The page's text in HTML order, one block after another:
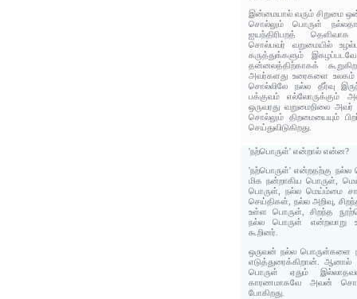
இன்மையால் வரும் சிறுமை
சொல்லும் பொருள்
ஐயந்திரிபறத்
சொல்பவர் வறுமையில்
கருத்துக்களும்
தன்னலத்திற்காகக்
அவர்களது உரைகளை உலகம்
சொல்லிலே நல்ல தீர்வு
பக்குவம் எல்லோருக்கும்
ஒருவரது வறுமைநிலை
சொல்லும் திறமையையும்
செய்துவிடுகிறது.
'நற்பொருள்' என்றால் என்ன?
'நற்பொருள்' என்றதற்கு நல்ல
மிக நன்றாகிய பொருள்,
பொருள், நல்ல மெய்ம்மை
செய்திகள், நல்ல அறிவு,
உள்ள பொருள், சிறந்த
நல்ல பொருள் என்றவாறு
கூறினர்.
ஒருவன் நல்ல பொருள்களை
எடுத்துரைக்கிறான்.
பொருள் ஏதும்
காரணமாகவே அவன்
போகிறது.